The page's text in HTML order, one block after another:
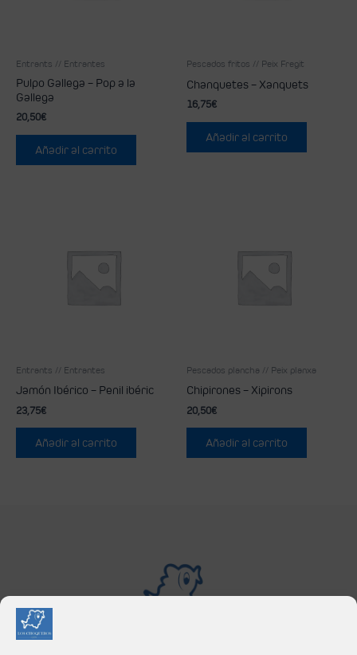
Entrants // Entrantes
Pulpo Gallega – Pop a la
Gallega
20,50€
Añadir al carrito
Pescados fritos // Peix Fregit
Chanquetes – Xanquets
16,75€
Añadir al carrito
Entrants // Entrantes
Jamón Ibérico – Penil ibéric
23,75€
Añadir al carrito
Pescados plancha // Peix planxa
Chipirones – Xipirons
20,50€
Añadir al carrito